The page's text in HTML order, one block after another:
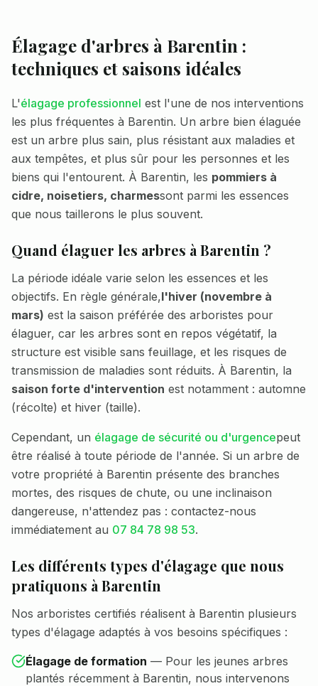
Élagage d'arbres à Barentin :
techniques et saisons idéales
L'élagage professionnel est l'une de nos interventions
les plus fréquentes à Barentin. Un arbre bien élaguée
est un arbre plus sain, plus résistant aux maladies et
aux tempêtes, et plus sûr pour les personnes et les
biens qui l'entourent. À Barentin, les pommiers à
cidre, noisetiers, charmessont parmi les essences
que nous taillerons le plus souvent.
Quand élaguer les arbres à Barentin ?
La période idéale varie selon les essences et les
objectifs. En règle générale,l'hiver (novembre à
mars) est la saison préférée des arboristes pour
élaguer, car les arbres sont en repos végétatif, la
structure est visible sans feuillage, et les risques de
transmission de maladies sont réduits. À Barentin, la
saison forte d'intervention est notamment : automne
(récolte) et hiver (taille).
Cependant, un élagage de sécurité ou d'urgencepeut
être réalisé à toute période de l'année. Si un arbre de
votre propriété à Barentin présente des branches
mortes, des risques de chute, ou une inclinaison
dangereuse, n'attendez pas : contactez-nous
immédiatement au 07 84 78 98 53.
Les différents types d'élagage que nous
pratiquons à Barentin
Nos arboristes certifiés réalisent à Barentin plusieurs
types d'élagage adaptés à vos besoins spécifiques :
Élagage de formation — Pour les jeunes arbres
plantés récemment à Barentin, nous intervenons